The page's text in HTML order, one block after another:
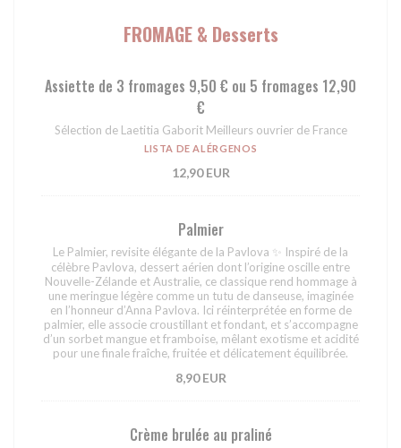
FROMAGE & Desserts
Assiette de 3 fromages 9,50 € ou 5 fromages 12,90
€
Sélection de Laetitia Gaborit Meilleurs ouvrier de France
LISTA DE ALÉRGENOS
12,90 EUR
Palmier
Le Palmier, revisite élégante de la Pavlova ✨ Inspiré de la
célèbre Pavlova, dessert aérien dont l’origine oscille entre
Nouvelle-Zélande et Australie, ce classique rend hommage à
une meringue légère comme un tutu de danseuse, imaginée
en l’honneur d’Anna Pavlova. Ici réinterprétée en forme de
palmier, elle associe croustillant et fondant, et s’accompagne
d’un sorbet mangue et framboise, mêlant exotisme et acidité
pour une finale fraîche, fruitée et délicatement équilibrée.
8,90 EUR
Crème brulée au praliné